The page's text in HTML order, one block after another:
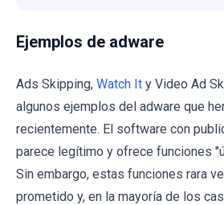
Ejemplos de adware
Ads Skipping, Watch It y Video Ad
algunos ejemplos del adware que
recientemente. El software con
parece legítimo y ofrece funciones
Sin embargo, estas funciones rara
prometido y, en la mayoría de los